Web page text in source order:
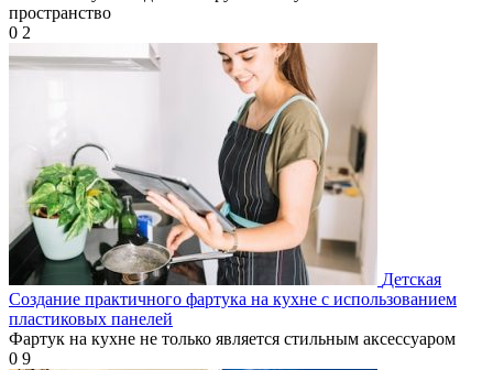
пространство
0 2
Детская
Создание практичного фартука на кухне с использованием
пластиковых панелей
Фартук на кухне не только является стильным аксессуаром
0 9